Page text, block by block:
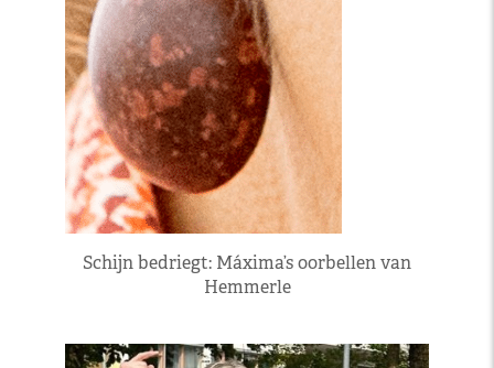
Schijn bedriegt: Máxima’s oorbellen van
Hemmerle